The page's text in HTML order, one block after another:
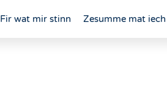
Fir wat mir stinn Zesumme mat iech